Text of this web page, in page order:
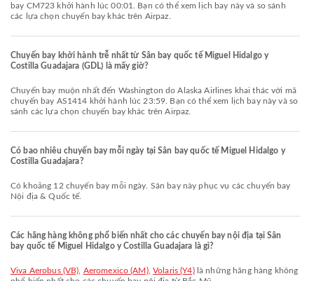
bay CM723 khởi hành lúc 00:01. Bạn có thể xem lịch bay này và so sánh
các lựa chọn chuyến bay khác trên Airpaz.
Chuyến bay khởi hành trễ nhất từ Sân bay quốc tế Miguel Hidalgo y
Costilla Guadajara (GDL) là mấy giờ?
Chuyến bay muộn nhất đến Washington do Alaska Airlines khai thác với mã
chuyến bay AS1414 khởi hành lúc 23:59. Bạn có thể xem lịch bay này và so
sánh các lựa chọn chuyến bay khác trên Airpaz.
Có bao nhiêu chuyến bay mỗi ngày tại Sân bay quốc tế Miguel Hidalgo y
Costilla Guadajara?
Có khoảng 12 chuyến bay mỗi ngày. Sân bay này phục vụ các chuyến bay
Nội địa & Quốc tế.
Các hãng hàng không phổ biến nhất cho các chuyến bay nội địa tại Sân
bay quốc tế Miguel Hidalgo y Costilla Guadajara là gì?
Viva Aerobus (VB) Aeromexico (AM),Volaris (Y4)là những hãng hàng không